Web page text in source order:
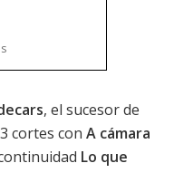
, el sucesor de
cortes con A cámara
Lo que